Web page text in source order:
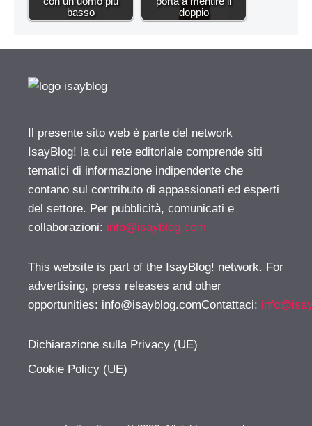
basso
doppio
Il presente sito web è parte del network
IsayBlog! la cui rete editoriale comprende siti
tematici di informazione indipendente che
contano sul contributo di appassionati ed esperti
del settore. Per pubblicità, comunicati e
collaborazioni: info@isayblog.com
This website is part of the IsayBlog! network. For
advertising, press releases and other
opportunities: info@isayblog.comContattaci:
Dichiarazione sulla Privacy (UE)
Cookie Policy (UE)